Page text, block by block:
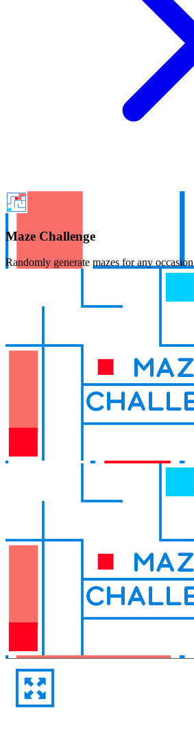
Maze Challenge
Randomly generate mazes for any occasion